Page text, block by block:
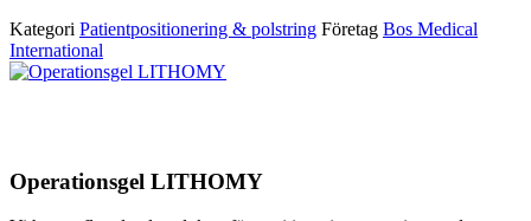
Kategori Patientpositionering & polstring Företag Bos Medical
International
Operationsgel LITHOMY